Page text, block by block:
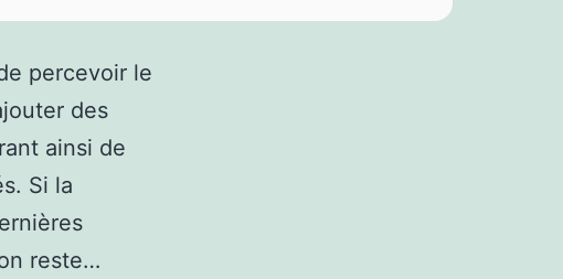
percevoir le
des
ainsi de
Si la
reste…